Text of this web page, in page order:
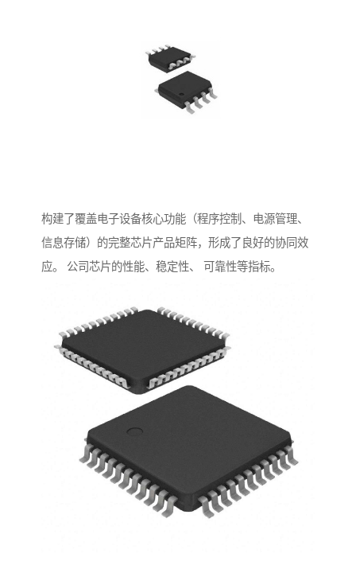
构建了覆盖电子设备核心功能（程序控制、电源管理、
信息存储）的完整芯片产品矩阵，形成了良好的协同效
应。 公司芯片的性能、稳定性、 可靠性等指标。